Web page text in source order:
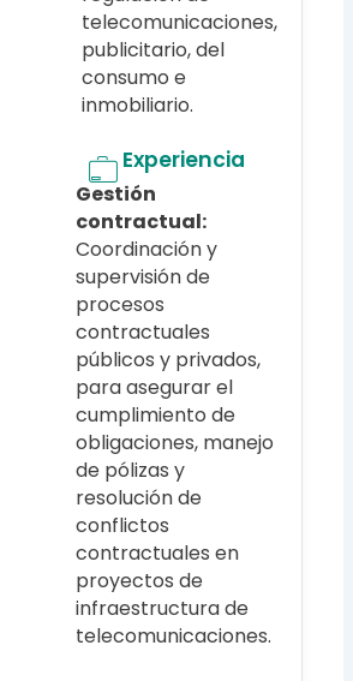
telecomunicaciones,
publicitario, del
consumo e
inmobiliario.
Experiencia
Gestión
contractual:
Coordinación y
supervisión de
procesos
contractuales
públicos y privados,
para asegurar el
cumplimiento de
obligaciones, manejo
de pólizas y
resolución de
conflictos
contractuales en
proyectos de
infraestructura de
telecomunicaciones.